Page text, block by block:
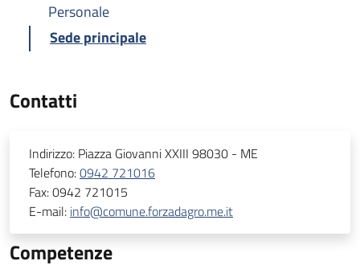
Personale
Sede principale
Contatti
Indirizzo: Piazza Giovanni XXIII 98030 - ME
Telefono:0942 721016
Fax:0942 721015
E-mail: info@comune.forzadagro.me.it
Competenze